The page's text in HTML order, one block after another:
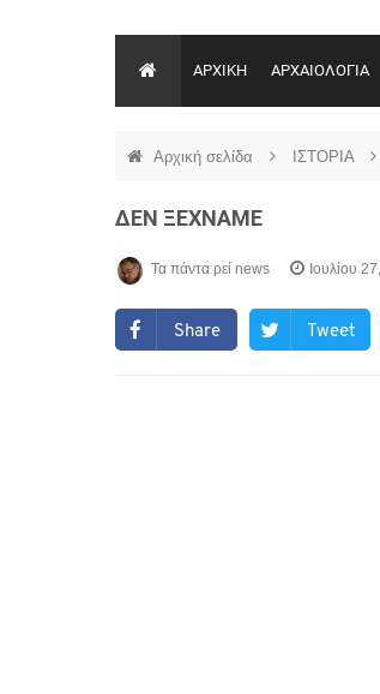
ΑΡΧΙΚΗ ΑΡΧΑΙΟΛΟΓΙΑ
Αρχική σελίδα ΙΣΤΟΡΙΑ
ΔΕΝ ΞΕΧΝΑΜΕ
Τα πάντα ρεί news Ιουλίου
Share Tweet